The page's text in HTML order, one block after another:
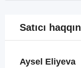
Satıcı
Aysel Eliyeva